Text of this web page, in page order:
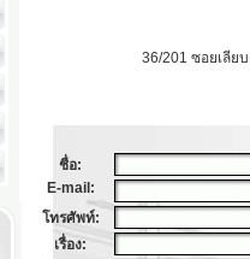
36/201 ซอยเลีย
ชื่อ:
E-mail:
โทรศัพท์:
เรื่อง: